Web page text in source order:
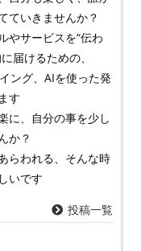
ていきませんか？
やサービスを“伝わ
届けるための、
ング、AIを使った発
す
に、自分の事を少し
か？
らわれる、そんな時
いです
投稿一覧